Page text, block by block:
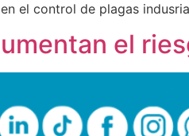
el control de plagas
el